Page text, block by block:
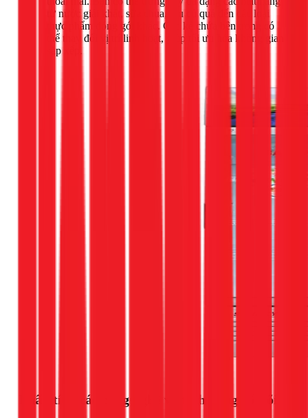
từ nước giải khát, sữa chua, rau củ quả đến các loại
thực phẩm đóng gói khác. Các kệ chứa bên trong có
thể thay đổi vị trí linh hoạt, giúp tối ưu hóa không gian
sắp xếp.
Phân tích các công nghệ và tính năng cốt lõi